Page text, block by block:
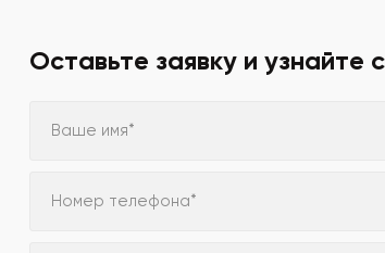
Оставьте заявку и узнайте
Ваше имя*
Номер телефона*